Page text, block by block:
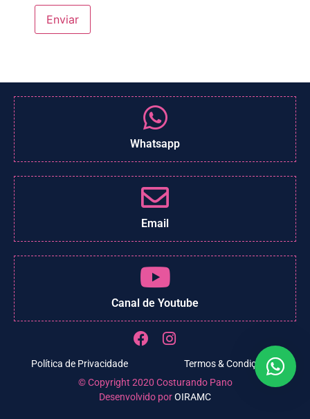
Whatsapp
Email
Canal de Youtube
Política de Privacidade
Termos & Condições
© Copyright 2020 Costurando Pano
Desenvolvido porOIRAMC